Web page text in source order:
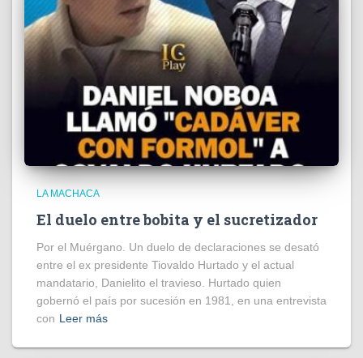
LA MACHACA
El duelo entre bobita y el sucretizador
Por el Muérgano. Un duelo de declaraciones se desató
entre el ex presidente Tiovaldo Hurtado y el actual
mandatario, Danielito el travieso. Hurtado quien
gobernó el país por sucesión en 1981, en una entrevista
con Leer más